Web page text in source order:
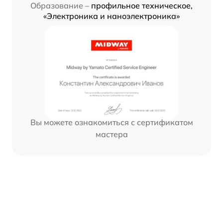
Образование – профильное техническое,
«Электроника и наноэлектроника»
Вы можете ознакомиться с сертификатом
мастера